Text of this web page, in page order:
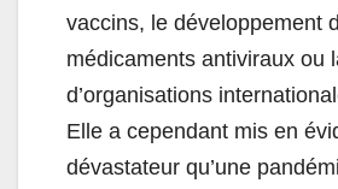
vaccins, le développement
médicaments antiviraux ou
d’organisations
Elle a cependant mis en
dévastateur qu’une